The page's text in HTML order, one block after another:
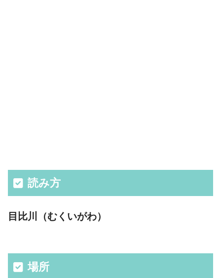
読み方
目比川（むくいがわ）
場所